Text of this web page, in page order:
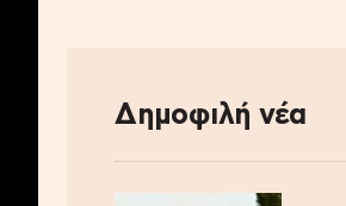
Δημοφιλή νέα